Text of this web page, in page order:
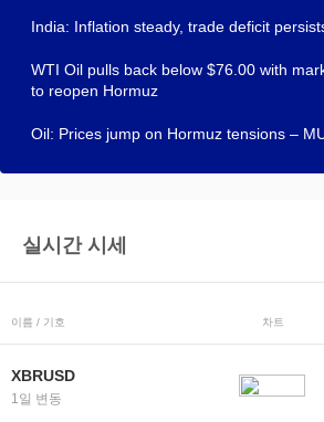
India: Inflation steady, trade deficit
WTI Oil pulls back below $76.00 with
to reopen Hormuz
Oil: Prices jump on Hormuz tensions –
실시간 시세
이름 / 기호 차트
XBRUSD
1일 변동